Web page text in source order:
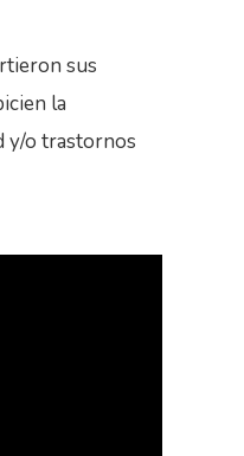
sus
la
y/o trastornos